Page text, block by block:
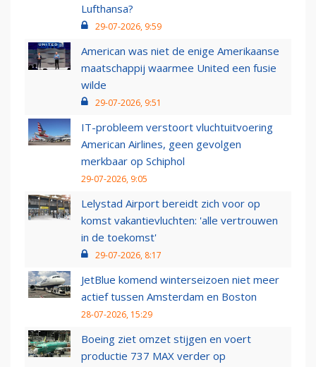
Lufthansa?
29-07-2026, 9:59
American was niet de enige Amerikaanse
maatschappij waarmee United een fusie
wilde
29-07-2026, 9:51
IT-probleem verstoort vluchtuitvoering
American Airlines, geen gevolgen
merkbaar op Schiphol
29-07-2026, 9:05
Lelystad Airport bereidt zich voor op
komst vakantievluchten: 'alle vertrouwen
in de toekomst'
29-07-2026, 8:17
JetBlue komend winterseizoen niet meer
actief tussen Amsterdam en Boston
28-07-2026, 15:29
Boeing ziet omzet stijgen en voert
productie 737 MAX verder op